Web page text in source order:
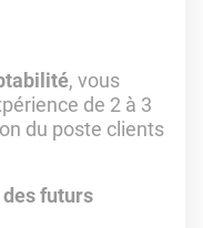
, vous
de 2 à 3
du poste clients
futurs